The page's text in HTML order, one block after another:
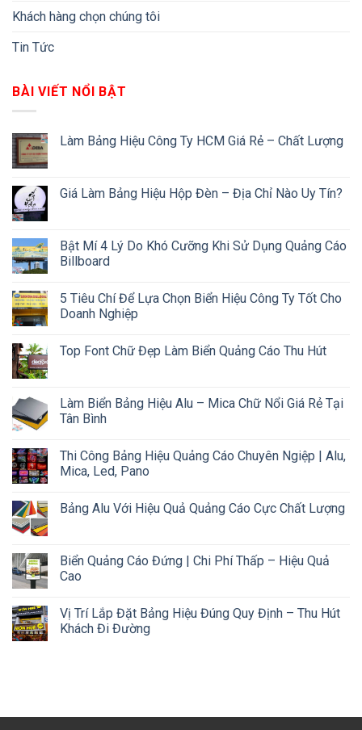
Khách hàng chọn chúng tôi
Tin Tức
BÀI VIẾT NỔI BẬT
Làm Bảng Hiệu Công Ty HCM Giá Rẻ – Chất Lượng
Giá Làm Bảng Hiệu Hộp Đèn – Địa Chỉ Nào Uy Tín?
Bật Mí 4 Lý Do Khó Cưỡng Khi Sử Dụng Quảng Cáo
Billboard
5 Tiêu Chí Để Lựa Chọn Biển Hiệu Công Ty Tốt Cho
Doanh Nghiệp
Top Font Chữ Đẹp Làm Biển Quảng Cáo Thu Hút
Làm Biển Bảng Hiệu Alu – Mica Chữ Nổi Giá Rẻ Tại
Tân Bình
Thi Công Bảng Hiệu Quảng Cáo Chuyên Ngiệp | Alu,
Mica, Led, Pano
Bảng Alu Với Hiệu Quả Quảng Cáo Cực Chất Lượng
Biển Quảng Cáo Đứng | Chi Phí Thấp – Hiệu Quả
Cao
Vị Trí Lắp Đặt Bảng Hiệu Đúng Quy Định – Thu Hút
Khách Đi Đường